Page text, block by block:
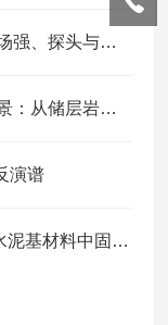
多孔介质磁共振分析仪的选型指南：场强、探头与样品尺寸
多孔介质磁共振分析仪跨领域应用全景：从储层岩芯到生物骨组织、食品材料
演谱
Solid echo T1-T2二维脉冲序列用于水泥基材料中固体成分的检测